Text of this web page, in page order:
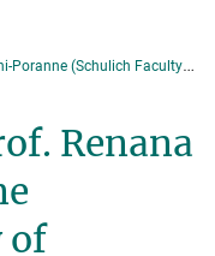
Technion — Israel Institute of Technology, IL)
Renana
of